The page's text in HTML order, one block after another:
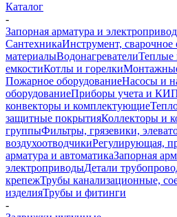
Каталог
-
Запорная арматура и
СантехникаИнструмент, сварочное
материалыВодонагревателиТеплые
емкостиКотлы и горелки
Пожарное оборудованиеНасосы и
оборудованиеПриборы учета и
конвекторы и комплектующие
защитные покрытияКоллекторы и
группыФильтры, грязевики,
воздухоотводчикиРегулирующая,
арматура и автоматикаЗапорная
электроприводыДетали
крепежТрубы канализационные,
изделияТрубы и фитинги
-